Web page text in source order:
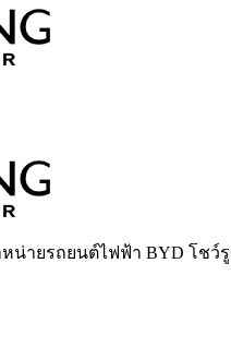
น่ายรถยนต์ไฟฟ้า BYD โชว์